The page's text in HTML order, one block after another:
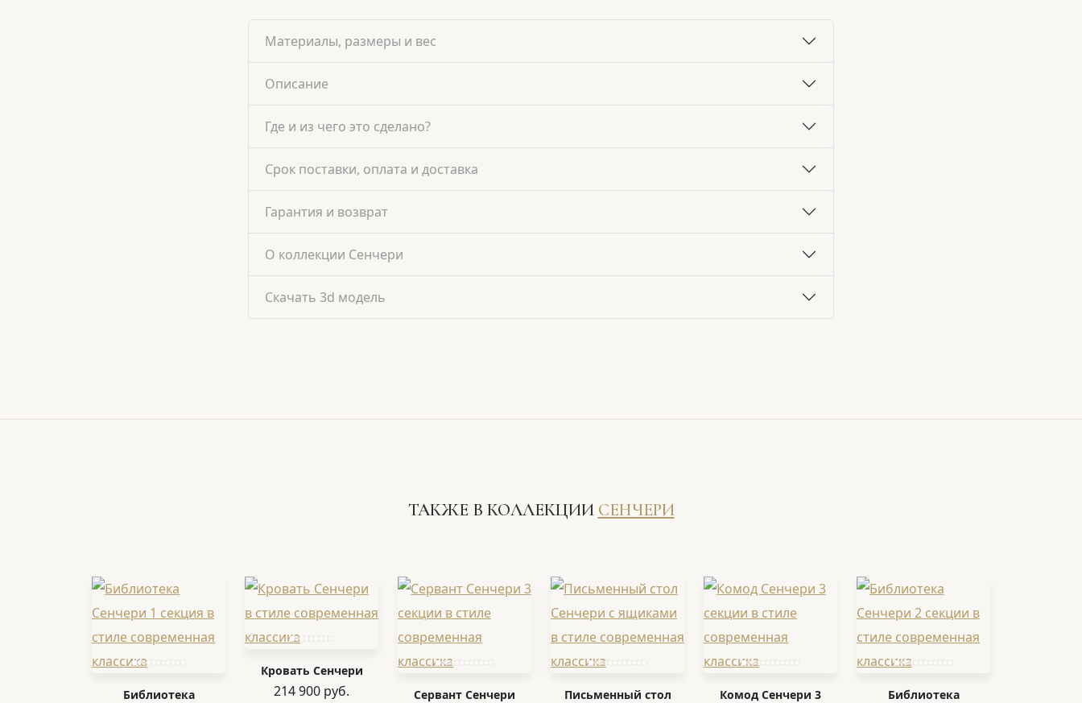
Материалы, размеры и вес
Описание
Где и из чего это сделано?
Срок поставки, оплата и доставка
Гарантия и возврат
О коллекции Сенчери
Скачать 3d модель
ТАКЖЕ В КОЛЛЕКЦИИ СЕНЧЕРИ
Библиотека
Кровать Сенчери
214 900 руб.
Сервант Сенчери
Письменный стол
Комод Сенчери 3
Библиотека